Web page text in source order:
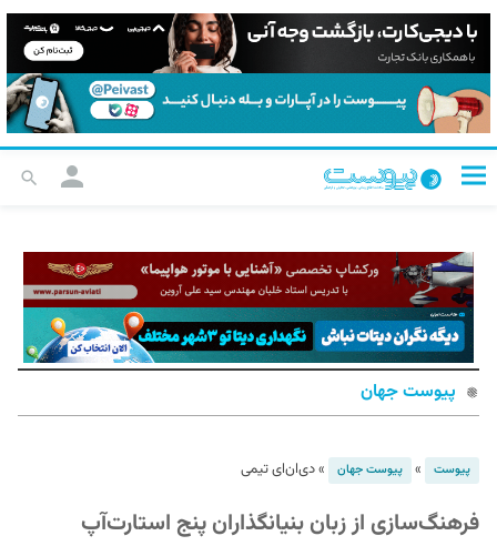
پیوست جهان
پیوست » پیوست جهان »دی‌ان‌ای تیمی
فرهنگ‌سازی از زبان بنیانگذاران پنج استارت‌آپ